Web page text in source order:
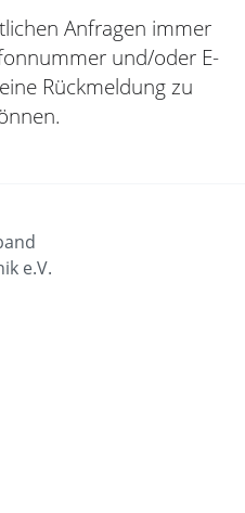
Anfragen immer
und/oder E-
Rückmeldung zu
e.V.